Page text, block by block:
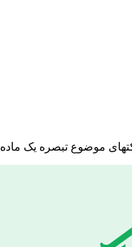
ماده 110 بوسیله سازمان حسابرسی